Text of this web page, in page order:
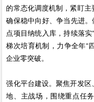
的常态化调度机制，紧盯主
确保稳中向好、争当先进
点项目纳统入库，持续落
梯次培育机制，力争全年“
企业零突破。
强化平台建设。聚焦开发
地、主战场，围绕重点任